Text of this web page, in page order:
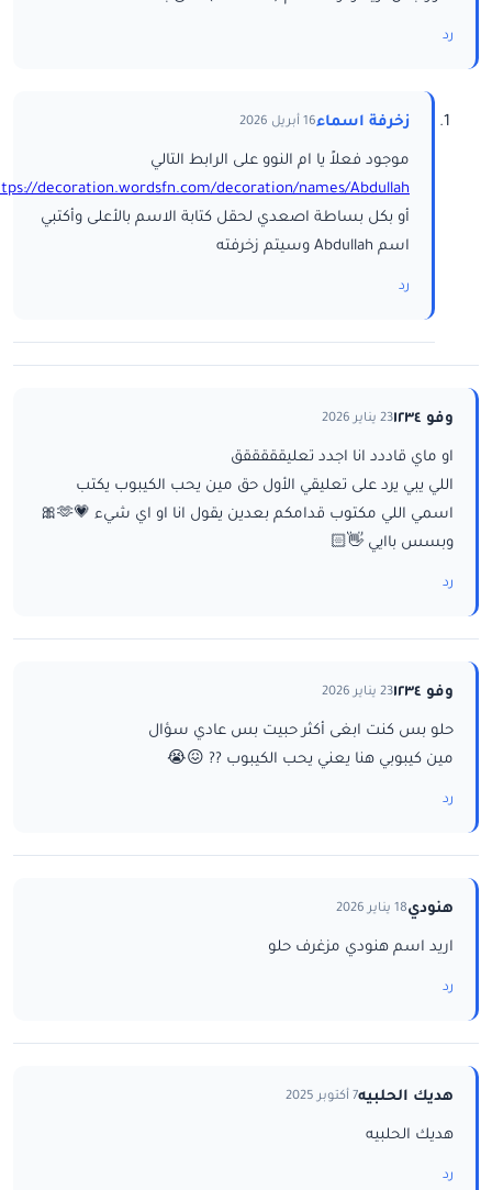
رد
زخرفة اسماء16 أبريل 2026
موجود فعلاً يا ام النوو على الرابط التالي
decoration.wordsfn.com/decoration/names/Abdullah/
أو بكل بساطة اصعدي لحقل كتابة الاسم بالأعلى وأكتبي
اسم Abdullah وسيتم زخرفته
رد
وفو ١٢٣٤ 23 يناير 2026
او ماي قاددد انا اجدد تعليقققققق
اللي يبي يرد على تعليقي الأول حق مين يحب الكيبوب يكتب
اسمي اللي مكتوب قدامكم بعدين يقول انا او اي شيء 💗🫶🎀
وبسس باايي 👋🏻
رد
وفو ١٢٣٤ 23 يناير 2026
حلو بس كنت ابغى أكثر حبيت بس عادي سؤال
مين كيبوبي هنا يعني يحب الكيبوب ?? 😖😭
رد
هنودي18 يناير 2026
اريد اسم هنودي مزغرف حلو
رد
هديك الحلبيه7 أكتوبر 2025
هديك الحلبيه
رد